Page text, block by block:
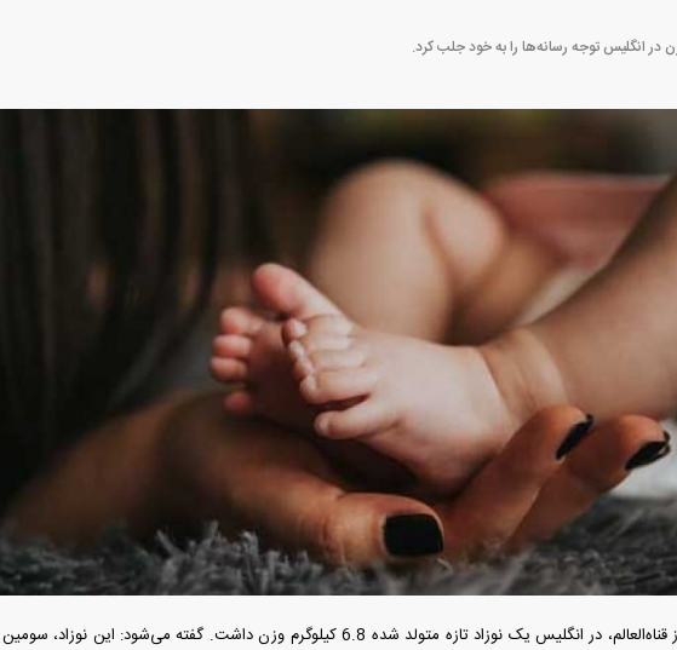
در انگلیس توجه رسانه‌ها را به خود جلب کرد.
به نقل از قناه‌العالم‌، در انگلیس یک نوزاد تازه متولد شده 6.8 کیلوگرم وزن داشت. گفته می‌شود:
مسکن؛ فنر
کارنامه مردود محسن پاک‌ نژاد؛ از افت شدید
درآمد ارزی تا بازی با عزل و نصب‌ها
شد/ اولین
سیاسی + جدول
هجوم خودروسازان چینی به اروپا؛ آیا
کارخانه‌های بحران‌زده نجات پیدا می‌کنند؟
واردات خودرو از منطقه آزاد تهران؛ مناظره
داغی که بازار خودرو را تحت تأثیر قرار داد